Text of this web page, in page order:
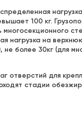
100 кг.
нагрузка на
более 30кг (для
отверстий для
стадии